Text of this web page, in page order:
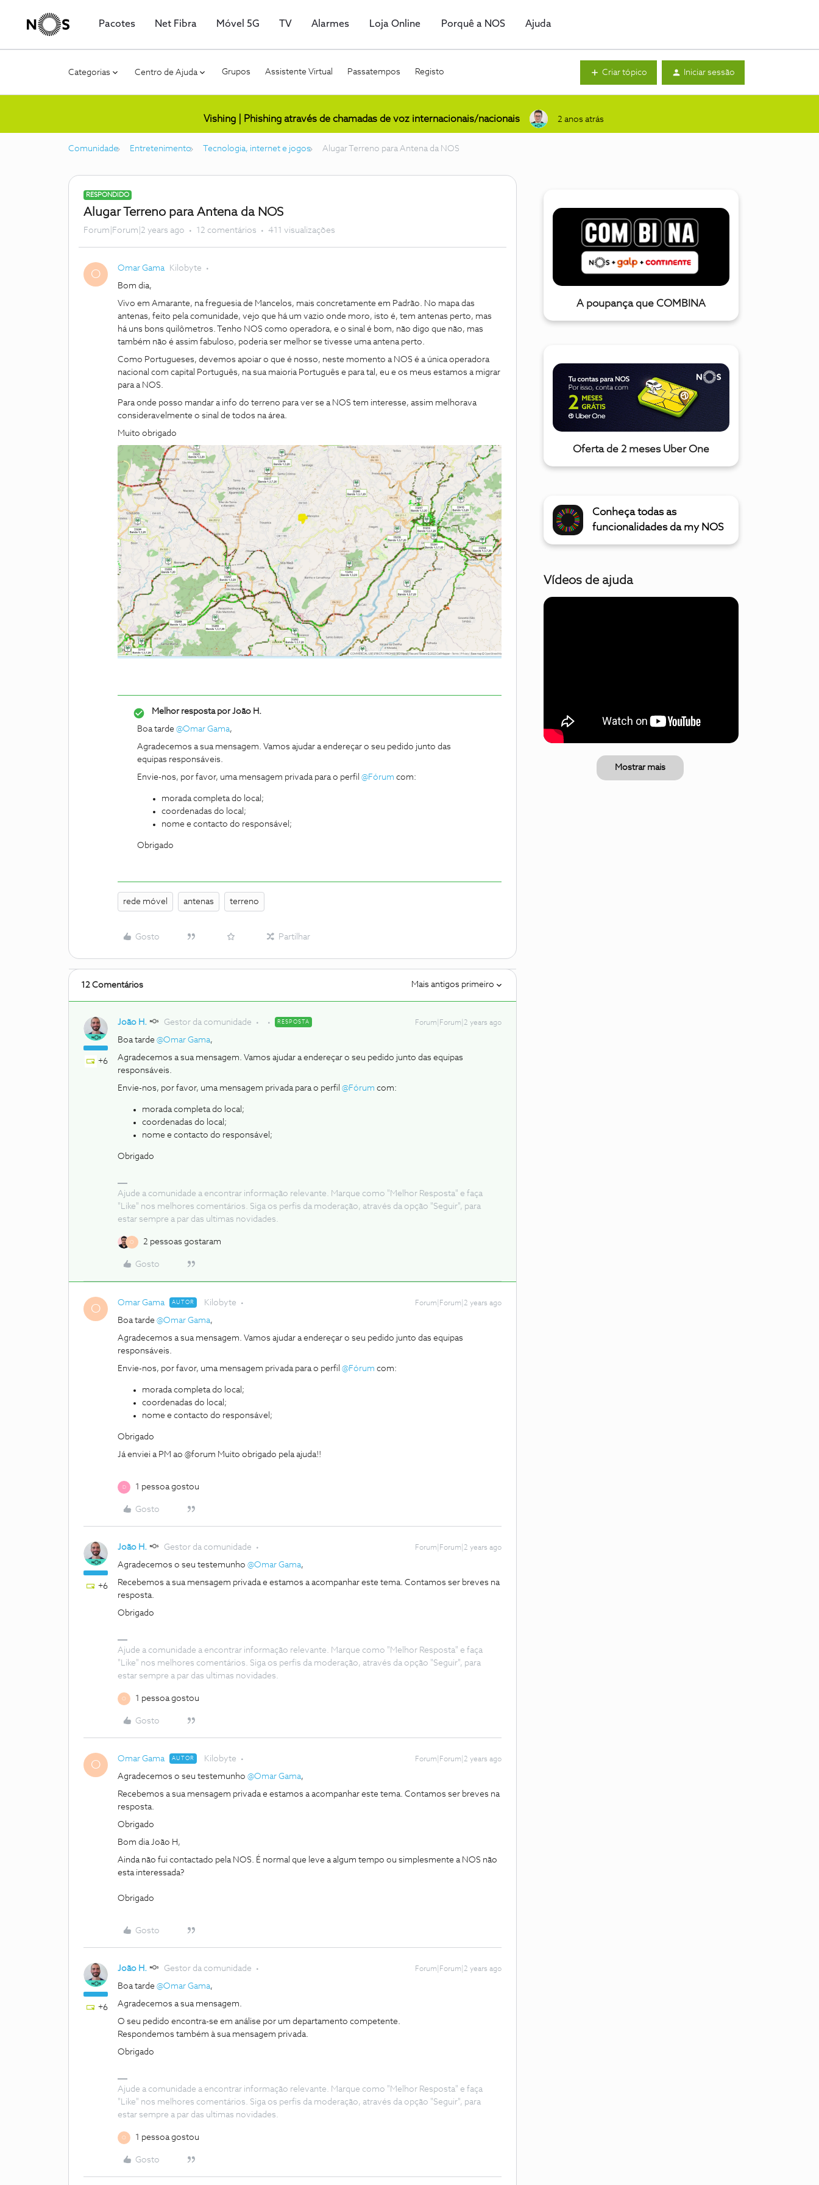
Pacotes Net Fibra Móvel 5G TV Alarmes Loja Online Porquê a NOS Ajuda
Categorias Centro de Ajuda Grupos Assistente Virtual Passatempos Registo Criar tópico Iniciar sessão
Vishing | Phishing através de chamadas de voz internacionais/nacionais 2 anos atrás
Comunidade Entretenimento Tecnologia, internet e jogos Alugar Terreno para Antena da NOS
RESPONDIDO
Alugar Terreno para Antena da NOS
Forum|Forum|2 years ago 12 comentários 411 visualizações
O Omar Gama Kilobyte
Bom dia,
Vivo em Amarante, na freguesia de Mancelos, mais concretamente em Padrão. No mapa das
antenas, feito pela comunidade, vejo que há um vazio onde moro, isto é, tem antenas perto, mas
há uns bons quilômetros. Tenho NOS como operadora, e o sinal é bom, não digo que não, mas
também não é assim fabuloso, poderia ser melhor se tivesse uma antena perto.
Como Portugueses, devemos apoiar o que é nosso, neste momento a NOS é a única operadora
nacional com capital Português, na sua maioria Português e para tal, eu e os meus estamos a migrar
para a NOS.
Para onde posso mandar a info do terreno para ver se a NOS tem interesse, assim melhorava
consideravelmente o sinal de todos na área.
Muito obrigado
Melhor resposta porJoão H.
Boa tarde @Omar Gama,
Agradecemos a sua mensagem. Vamos ajudar a endereçar o seu pedido junto das
equipas responsáveis.
Envie-nos, por favor, uma mensagem privada para o perfil @Fórum com:
morada completa do local;
coordenadas do local;
nome e contacto do responsável;
Obrigado
rede móvel antenas terreno
Gosto Partilhar
12 Comentários Mais antigos primeiro
+6
João H. Gestor da comunidade RESPOSTA Forum|Forum|2 years ago
Boa tarde @Omar Gama,
Agradecemos a sua mensagem. Vamos ajudar a endereçar o seu pedido junto das equipas
responsáveis.
Envie-nos, por favor, uma mensagem privada para o perfil @Fórum com:
morada completa do local;
coordenadas do local;
nome e contacto do responsável;
Obrigado
Ajude a comunidade a encontrar informação relevante. Marque como "Melhor Resposta" e faça
"Like" nos melhores comentários. Siga os perfis da moderação, através da opção "Seguir", para
estar sempre a par das ultimas novidades.
O 2 pessoas gostaram
Gosto
O Omar Gama AUTOR Kilobyte Forum|Forum|2 years ago
Boa tarde @Omar Gama,
Agradecemos a sua mensagem. Vamos ajudar a endereçar o seu pedido junto das equipas
responsáveis.
Envie-nos, por favor, uma mensagem privada para o perfil @Fórum com:
morada completa do local;
coordenadas do local;
nome e contacto do responsável;
Obrigado
Já enviei a PM ao @forum Muito obrigado pela ajuda!!
D 1 pessoa gostou
Gosto
+6
João H. Gestor da comunidade Forum|Forum|2 years ago
Agradecemos o seu testemunho @Omar Gama,
Recebemos a sua mensagem privada e estamos a acompanhar este tema. Contamos ser breves na
resposta.
Obrigado
Ajude a comunidade a encontrar informação relevante. Marque como "Melhor Resposta" e faça
"Like" nos melhores comentários. Siga os perfis da moderação, através da opção "Seguir", para
estar sempre a par das ultimas novidades.
O 1 pessoa gostou
Gosto
O Omar Gama AUTOR Kilobyte Forum|Forum|2 years ago
Agradecemos o seu testemunho @Omar Gama,
Recebemos a sua mensagem privada e estamos a acompanhar este tema. Contamos ser breves na
resposta.
Obrigado
Bom dia João H,
Ainda não fui contactado pela NOS. É normal que leve a algum tempo ou simplesmente a NOS não
esta interessada?
Obrigado
Gosto
+6
João H. Gestor da comunidade Forum|Forum|2 years ago
Boa tarde @Omar Gama,
Agradecemos a sua mensagem.
O seu pedido encontra-se em análise por um departamento competente.
Respondemos também à sua mensagem privada.
Obrigado
Ajude a comunidade a encontrar informação relevante. Marque como "Melhor Resposta" e faça
"Like" nos melhores comentários. Siga os perfis da moderação, através da opção "Seguir", para
estar sempre a par das ultimas novidades.
O 1 pessoa gostou
Gosto
A poupança que COMBINA
Oferta de 2 meses Uber One
Conheça todas as
funcionalidades da my NOS
Vídeos de ajuda
Mostrar mais